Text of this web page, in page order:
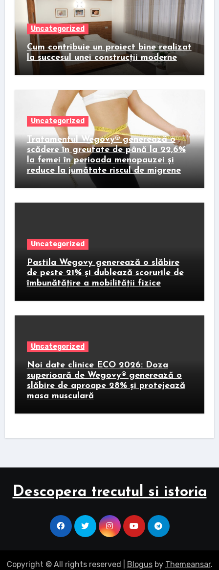
Uncategorized
Cum contribuie un proiect bine realizat
la succesul unei construcții moderne
Uncategorized
Tratamentul Wegovy® generează o
scădere în greutate de până la 22,6%
la femei în perioada menopauzei și
reduce la jumătate riscul de migrene
Uncategorized
Pastila Wegovy generează o slăbire
de peste 21% și dublează scorurile de
îmbunătățire a mobilității fizice
Uncategorized
Noi date clinice ECO 2026: Doza
superioară de Wegovy® generează o
slăbire de aproape 28% și protejează
masa musculară
Descopera trecutul si istoria
Copyright © All rights reserved Blogusby Themeansar.